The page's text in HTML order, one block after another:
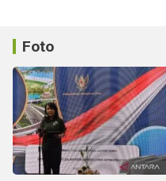
Foto